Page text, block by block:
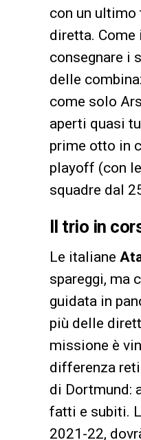
con un
diretta.
consegnare i
delle
come solo
aperti quasi
prime otto in
playoff (con
squadre dal
Il trio in
Le italiane
spareggi, ma
guidata in
più delle
missione è
differenza
di Dortmund:
fatti e subiti.
2021-22,